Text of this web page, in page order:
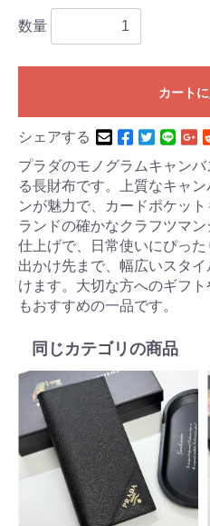
数量
カート
シェアする
プラダのモノグラムキャン
る長財布です。上質なキャ
ンが魅力で、カードポケッ
ランドの確かなクラフツマ
仕上げで、日常使いにぴっ
出かけ先まで、幅広いスタ
けます。大切な方へのギフ
もおすすめの一品です。
同じカテゴリの商品